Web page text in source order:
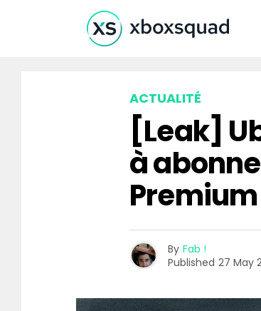
ACTUALITÉ
[Leak]
à
Premium
By Fab !
Published 27 May